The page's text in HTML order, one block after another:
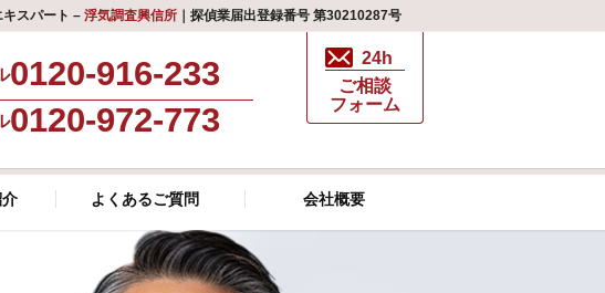
スパート – 浮気調査興信所 ｜探偵業届出登録番号 第30210287号
0120-916-233
0120-972-773
24h
ご相談
フォーム
よくあるご質問 会社概要